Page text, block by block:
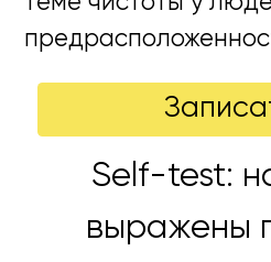
Self-test:
выражены